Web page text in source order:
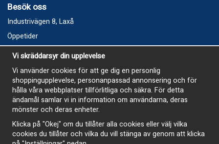
Besök oss
Industrivägen 8, Laxå
Öppetider
Vecka 32
Måndag kl 9-12, kl 13 - 15
Onsdag kl 9-12, kl 13 - 15
Tisdag, Tordag och Fredag stängt
E-Handelsbutiken är öppen och paket skickas hela
sommaren
Vi skräddarsyr din upplevelse
Vi använder cookies för att ge dig en personlig
shoppingupplevelse, personanpassad annonsering och för
hålla våra webbplatser tillförlitliga och säkra. För detta
ändamål samlar vi in information om användarna, deras
mönster och deras enheter.
Klicka på "Okej" om du tillåter alla cookies eller välj vilka
cookies du tillåter och vilka du vill stänga av genom att klicka